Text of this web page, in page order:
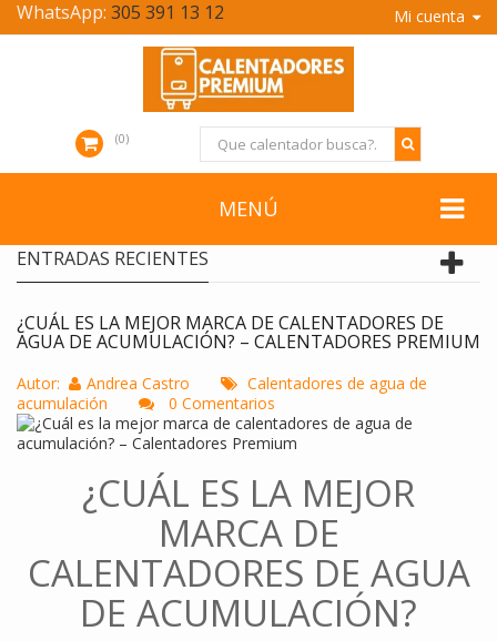
Mi cuenta
WhatsApp: 305 391 13 12
0
MENÚ
ENTRADAS RECIENTES
¿CUÁL ES LA MEJOR MARCA DE CALENTADORES DE
AGUA DE ACUMULACIÓN? – CALENTADORES PREMIUM
Autor: Andrea Castro
Calentadores de agua de
acumulación
0 Comentarios
¿CUÁL ES LA MEJOR
MARCA DE
CALENTADORES DE AGUA
DE ACUMULACIÓN?